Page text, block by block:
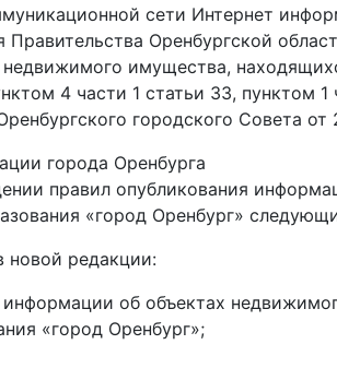
сети Интернет
Правительства Оренбургской
имущества,
4 части 1 статьи 33, пунктом
городского Совета
города Оренбурга
правил опубликования
«город Оренбург»
новой редакции:
об объектах
«город Оренбург»;